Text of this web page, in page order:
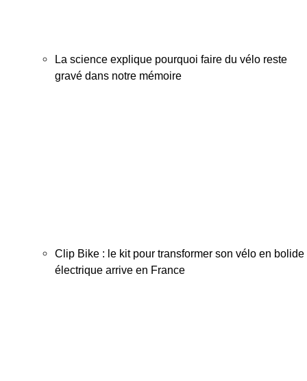
La science explique pourquoi faire du vélo reste
gravé dans notre mémoire
Clip Bike : le kit pour transformer son vélo en bolide
électrique arrive en France